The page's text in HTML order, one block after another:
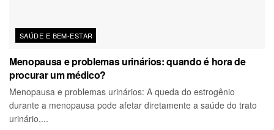
SAÚDE E BEM-ESTAR
Menopausa e problemas urinários: quando é hora de
procurar um médico?
Menopausa e problemas urinários: A queda do estrogênio
durante a menopausa pode afetar diretamente a saúde do trato
urinário,...